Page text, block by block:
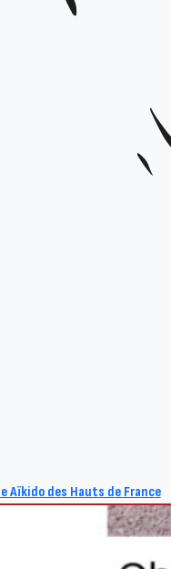
Aïkido des Hauts de France